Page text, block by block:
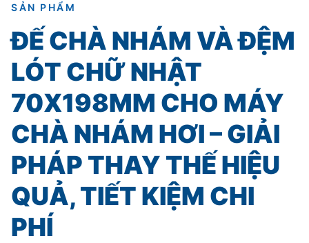
SẢN PHẨM
ĐẾ CHÀ NHÁM VÀ ĐỆM
LÓT CHỮ NHẬT
70X198MM CHO MÁY
CHÀ NHÁM HƠI – GIẢI
PHÁP THAY THẾ HIỆU
QUẢ, TIẾT KIỆM CHI
PHÍ